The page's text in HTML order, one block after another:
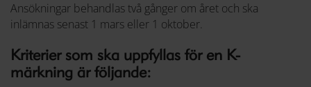
Ansökningar behandlas två gånger om året och ska
inlämnas senast 1 mars eller 1 oktober.
Kriterier som ska uppfyllas för en K-
märkning är följande: